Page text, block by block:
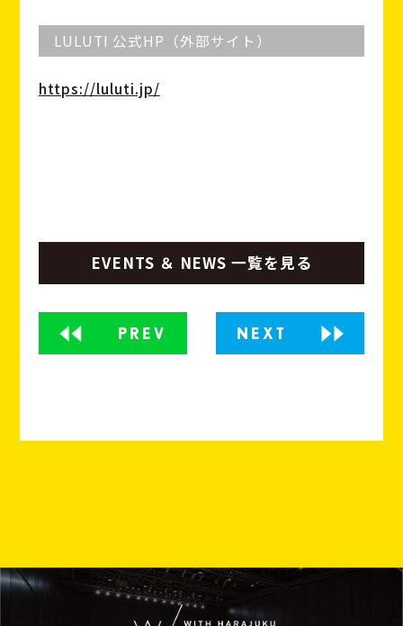
LULUTI 公式HP（外部サイト）
https://luluti.jp/
PREV
EVENTS ＆ NEWS 一覧を見る
NEXT